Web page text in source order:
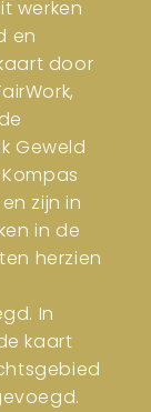
werken
en
door
Geweld
zijn in
in de
herzien
In
kaart